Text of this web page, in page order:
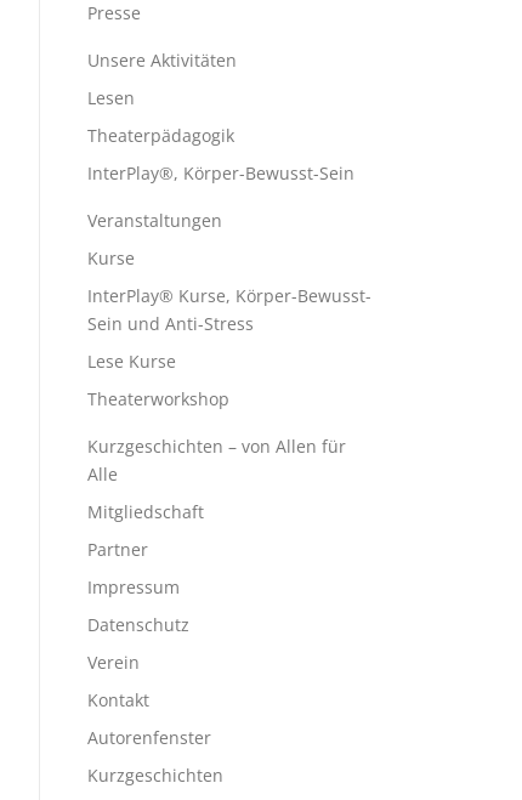
Presse
Unsere Aktivitäten
Lesen
Theaterpädagogik
InterPlay®, Körper-Bewusst-Sein
Veranstaltungen
Kurse
InterPlay® Kurse, Körper-Bewusst-
Sein und Anti-Stress
Lese Kurse
Theaterworkshop
Kurzgeschichten – von Allen für
Alle
Mitgliedschaft
Partner
Impressum
Datenschutz
Verein
Kontakt
Autorenfenster
Kurzgeschichten